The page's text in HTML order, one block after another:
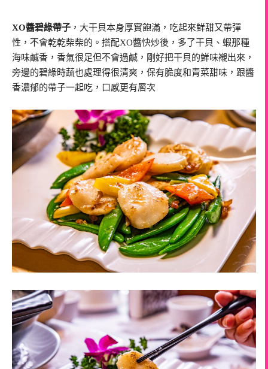
XO醬碧綠帶子 ，大干貝本身厚實飽滿，吃起來鮮甜又帶彈
性，不會乾乾柴柴的。搭配XO醬快炒後，多了干貝、蝦那種
海味鹹香，香氣很足但不會過鹹，剛好把干貝的鮮味襯出來，
旁邊的碧綠時蔬也處理得很清爽，保有脆度和青菜甜味，跟醬
香濃郁的帶子一起吃，口感更有層次